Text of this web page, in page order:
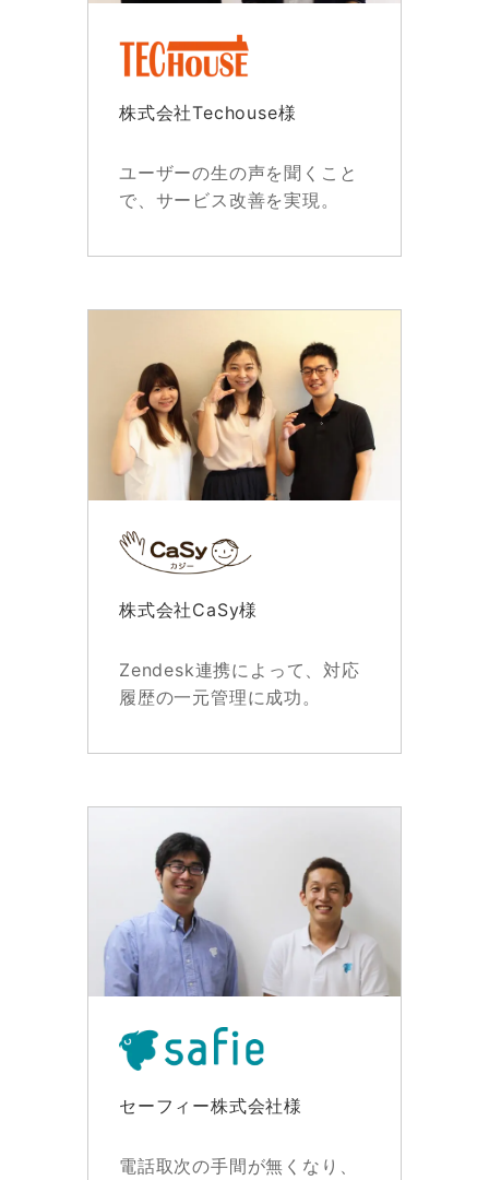
株式会社Techouse様
ユーザーの生の声を聞くこと
で、サービス改善を実現。
株式会社CaSy様
Zendesk連携によって、対応
履歴の一元管理に成功。
セーフィー株式会社様
電話取次の手間が無くなり、